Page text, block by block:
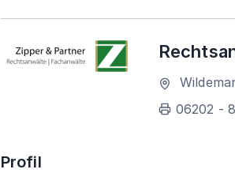
06202 -
Profil